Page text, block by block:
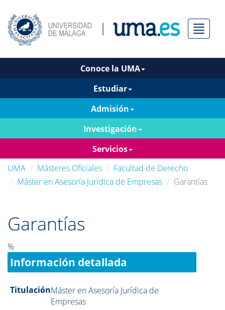
Menú
Conoce la UMA
Estudiar
Admisión
Investigación
Servicios
UMA
Másteres Oficiales
Facultad de Derecho
Máster en Asesoría Jurídica de Empresas
Garantías
Garantías
%
Información detallada
TitulaciónMáster en Asesoría Jurídica de
Empresas